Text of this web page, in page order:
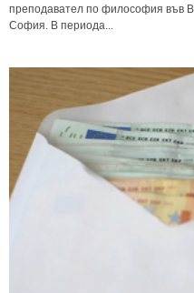
преподавател по философия във
София. В периода...